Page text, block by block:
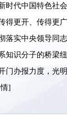
时代中国特色社
得更开、传得更
落实中央领导同
知识分子的桥梁
门办报力度，光
]